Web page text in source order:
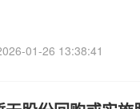
01-26 13:38:41